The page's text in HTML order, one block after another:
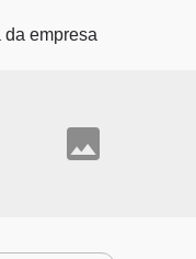
principal
da empresa